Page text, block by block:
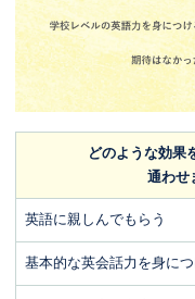
どのような効果
通わせ
英語に親しんでもらう
基本的な英会話力を身に